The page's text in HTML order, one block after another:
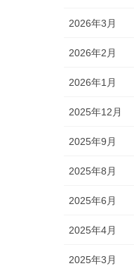
2026年3月
2026年2月
2026年1月
2025年12月
2025年9月
2025年8月
2025年6月
2025年4月
2025年3月